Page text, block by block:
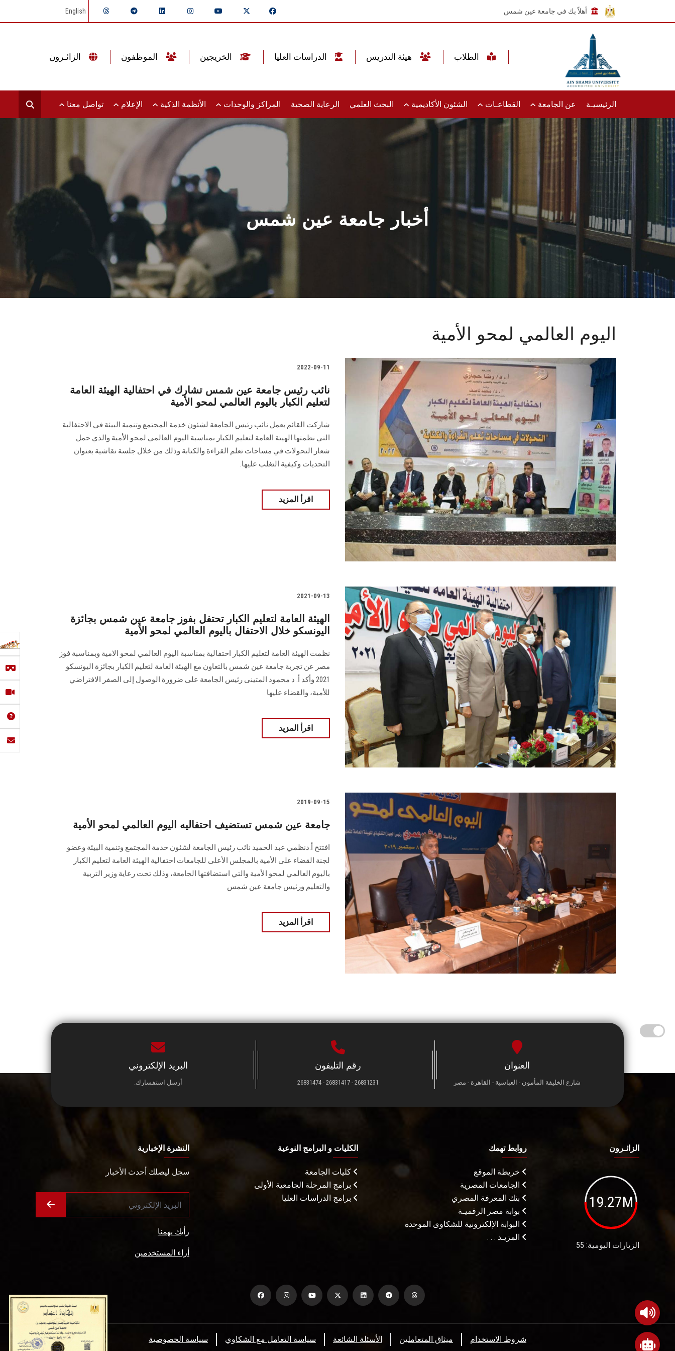
أهلاً بك في جامعة عين شمس English
الرئيسيـة عن الجامعة القطاعـات الشئون الأكاديمية البحث العلمي الرعاية الصحية المراكز والوحدات الأنظمة الذكية الإعلام تواصل معنا
أخبار جامعة عين شمس
اليوم العالمي لمحو الأمية
2022-09-11
نائب رئيس جامعة عين شمس تشارك في احتفالية الهيئة العامة
لتعليم الكبار باليوم العالمي لمحو الأمية
شاركت القائم بعمل نائب رئيس الجامعة لشئون خدمة المجتمع وتنمية البيئة في الاحتفالية
التي نظمتها الهيئة العامة لتعليم الكبار بمناسبة اليوم العالمي لمحو الأمية والذي حمل
شعار التحولات في مساحات تعلم القراءة والكتابة وذلك من خلال جلسة نقاشية بعنوان
التحديات وكيفية التغلب عليها.
اقرأ المزيد
2021-09-13
الهيئة العامة لتعليم الكبار تحتفل بفوز جامعة عين شمس بجائزة
اليونسكو خلال الاحتفال باليوم العالمي لمحو الأمية
نظمت الهيئة العامة لتعليم الكبار احتفالية بمناسبة اليوم العالمي لمحو الامية وبمناسبة فوز
مصر عن تجربة جامعة عين شمس بالتعاون مع الهيئة العامة لتعليم الكبار بجائزة اليونسكو
2021 وأكد أ. د محمود المتينى رئيس الجامعة على ضرورة الوصول إلى الصفر الافتراضي
للأمية، والقضاء عليها
اقرأ المزيد
2019-09-15
جامعة عين شمس تستضيف احتفاليه اليوم العالمي لمحو الأمية
افتتح أ.دنظمي عبد الحميد نائب رئيس الجامعة لشئون خدمة المجتمع وتنمية البيئة وعضو
لجنة القضاء على الأمية بالمجلس الأعلى للجامعات احتفالية الهيئة العامة لتعليم الكبار
باليوم العالمي لمحو الأمية والتي استضافتها الجامعة، وذلك تحت رعاية وزير التربية
والتعليم ورئيس جامعة عين شمس
اقرأ المزيد
العنوان
شارع الخليفة المأمون - العباسية - القاهرة - مصر
رقم التليفون
26831231 - 26831417 - 26831474
البريد الإلكتروني
أرسل استفسارك.
الزائـرون
19.27M
الزيارات اليومية: 55
روابط تهمك
خريطة الموقع
الجامعات المصرية
بنك المعرفة المصري
بوابة مصر الرقميـة
البوابة الإلكترونية للشكاوى الموحدة
المزيـد . . .
الكليات و البرامج النوعية
كليات الجامعة
برامج المرحلة الجامعية الأولى
برامج الدراسات العليا
النشرة الإخبارية
سجل ليصلك أحدث الأخبار
رأيك يهمنا
أراء المستخدمين
سياسة الخصوصية سياسة التعامل مع الشكاوي الأسئلة الشائعة ميثاق المتعاملين شروط الاستخدام